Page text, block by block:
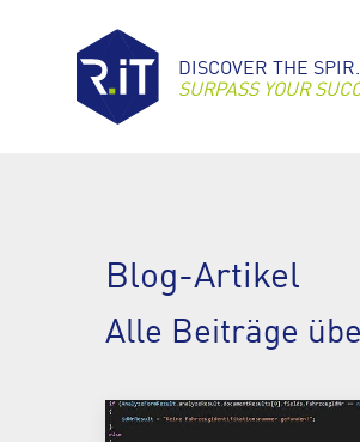
DISCOVER THE
SURPASS YOUR
Blog-Artikel
Alle Beiträge